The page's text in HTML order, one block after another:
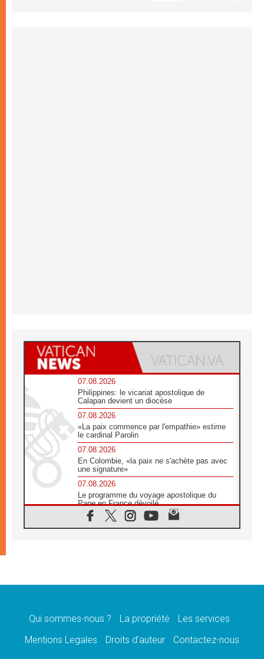
07.08.2026
Philippines: le vicariat apostolique de
Calapan devient un diocèse
07.08.2026
«La paix commence par l'empathie» estime
le cardinal Parolin
07.08.2026
En Colombie, «la paix ne s'achète pas avec
une signature»
07.08.2026
Le programme du voyage apostolique du
Pape en France dévoilé
07.08.2026
1ère Conférence continentale sur l'éducation
07.08.2026
07.08.2026
lancement des «dix jours de prière pour la
Qui sommes-nous ? La propriété
Les services
Mentions Legales
Droits d’auteur Contactez-nous